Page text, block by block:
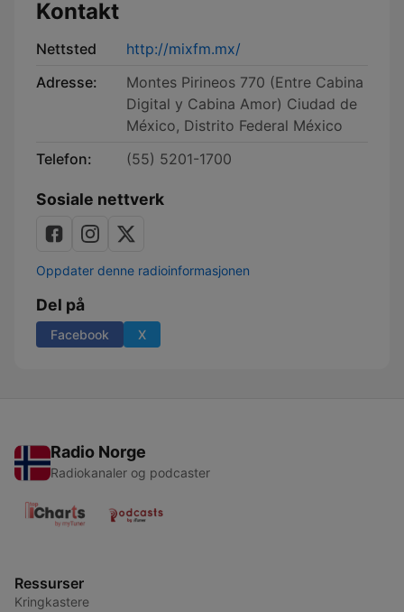
Kontakt
Nettsted
http://mixfm.mx/
Adresse:
Montes Pirineos 770 (Entre Cabina
Digital y Cabina Amor) Ciudad de
México, Distrito Federal México
Telefon:
(55) 5201-1700
Sosiale nettverk
Oppdater denne radioinformasjonen
Del på
Facebook X
Radio Norge
Radiokanaler og podcaster
Ressurser
Kringkastere